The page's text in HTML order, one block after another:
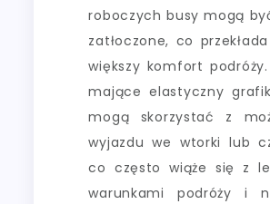
roboczych busy mogą
zatłoczone, co
większy komfort
mające elastyczny
mogą skorzystać z
wyjazdu we wtorki lub
co często wiąże się z
warunkami podróży i